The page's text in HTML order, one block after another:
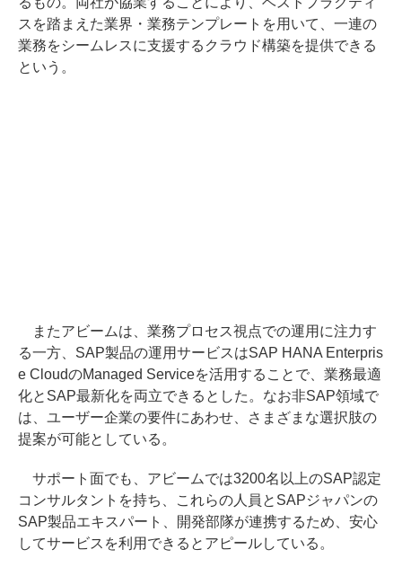
スを踏まえた業界・業務テンプレートを用いて、一連の
業務をシームレスに支援するクラウド構築を提供できる
という。
またアビームは、業務プロセス視点での運用に注力す
る一方、SAP製品の運用サービスはSAP HANA Enterpris
e CloudのManaged Serviceを活用することで、業務最適
化とSAP最新化を両立できるとした。なお非SAP領域で
は、ユーザー企業の要件にあわせ、さまざまな選択肢の
提案が可能としている。
サポート面でも、アビームでは3200名以上のSAP認定
コンサルタントを持ち、これらの人員とSAPジャパンの
SAP製品エキスパート、開発部隊が連携するため、安心
してサービスを利用できるとアピールしている。